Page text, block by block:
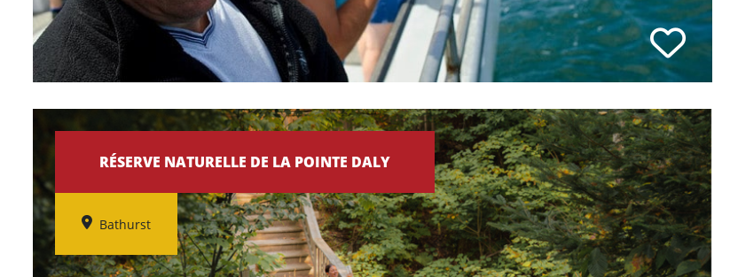
RÉSERVE NATURELLE DE LA POINTE DALY
Bathurst